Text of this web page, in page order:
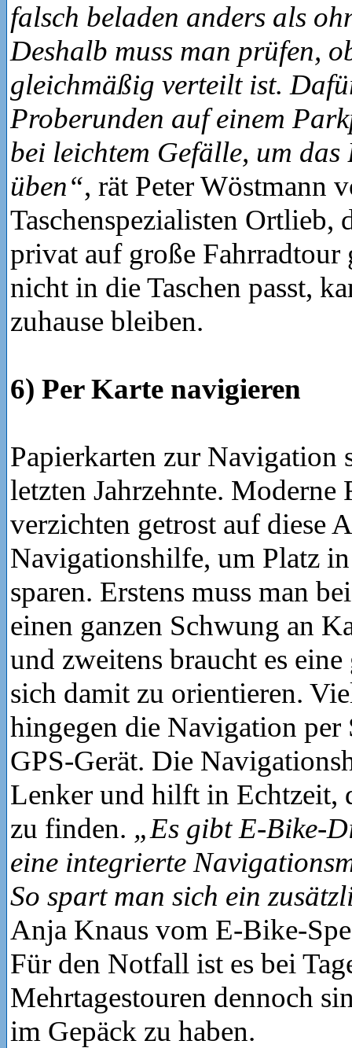
falsch beladen anders als
Deshalb muss man prüfen,
gleichmäßig verteilt ist.
Proberunden auf einem
bei leichtem Gefälle, um das
üben“, rät Peter Wöstmann
Taschenspezialisten Ortlieb,
privat auf große Fahrradtour
nicht in die Taschen passt,
zuhause bleiben.
6) Per Karte navigieren
Papierkarten zur Navigation
letzten Jahrzehnte. Moderne
verzichten getrost auf diese
Navigationshilfe, um Platz in
sparen. Erstens muss man
einen ganzen Schwung an
und zweitens braucht es
sich damit zu orientieren.
hingegen die Navigation per
GPS-Gerät. Die
Lenker und hilft in Echtzeit,
zu finden. „Es gibt E‑Bike-
eine integrierte
So spart man sich ein
Anja Knaus vom E‑Bike-
Für den Notfall ist es bei
Mehrtagestouren dennoch
im Gepäck zu haben.